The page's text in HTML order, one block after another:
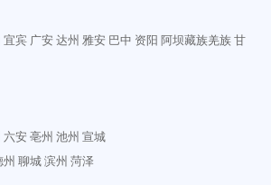
宜宾 广安达州 雅安 巴中 资阳 阿坝藏族羌族甘
六安亳州 池州 宣城
州 聊城滨州 菏泽